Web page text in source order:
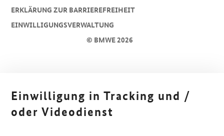
© BMWE 2026
ERKLÄRUNG ZUR BARRIEREFREIHEIT
EINWILLIGUNGSVERWALTUNG
Einwilligung in Tracking und /
oder Videodienst